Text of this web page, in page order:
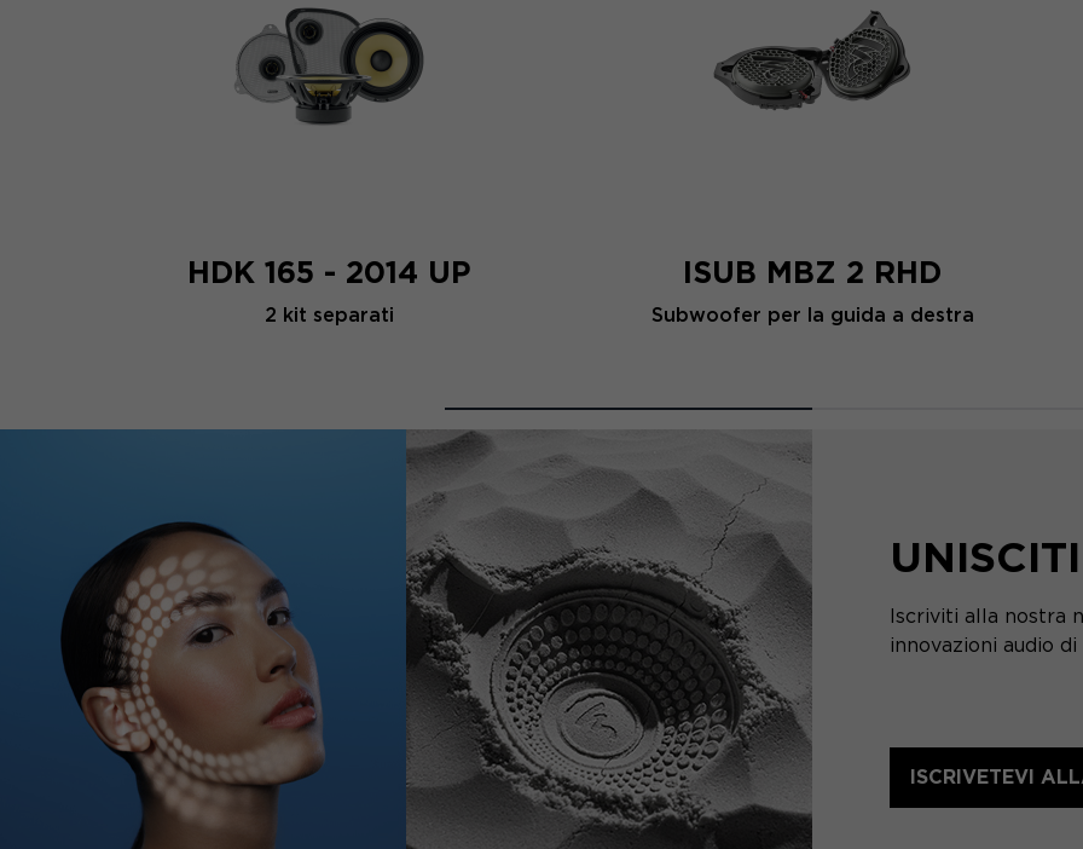
HDK 165 - 2014 UP
2 kit separati
ISUB MBZ 2 RHD
Subwoofer per la guida a destra
Iscriviti alla nostra
innovazioni audio di
ISCRIVETEVI